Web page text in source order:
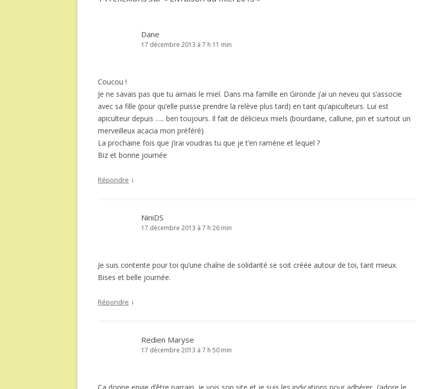
Dane
17 décembre 2013 à 7 h 11 min
Coucou !
Je ne savais pas que tu aimais le miel. Dans ma famille en Gironde j’ai un neveu qui s’associe
avec sa fille (pour qu’elle puisse prendre la relève plus tard) en tant qu’apiculteurs. Lui est
apiculteur depuis ….. ben toujours. Il fait de délicieux miels (bourdaine, callune, pin et surtout un
merveilleux acacia mon préféré)
La prochaine fois que j’irai voudras tu que je t’en ramène et lequel ?
Biz et bonne journée
Répondre ↓
NiniDS
17 décembre 2013 à 7 h 26 min
Je suis contente pour toi qu’une chaîne de solidarité se soit créée autour de toi, tant mieux.
Bises et belle journée.
Répondre ↓
Redien Maryse
17 décembre 2013 à 7 h 50 min